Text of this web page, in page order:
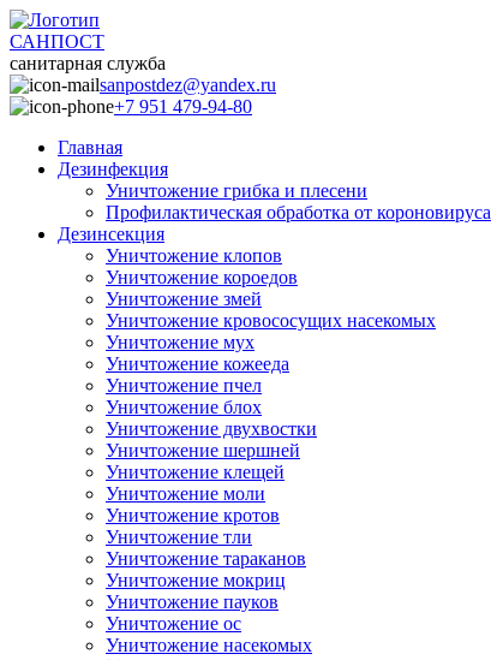
САНПОСТ
санитарная служба
sanpostdez@yandex.ru
+7 951 479-94-80
Главная
Дезинфекция
Уничтожение грибка и плесени
Профилактическая обработка от короновируса
Дезинсекция
Уничтожение клопов
Уничтожение короедов
Уничтожение змей
Уничтожение кровососущих насекомых
Уничтожение мух
Уничтожение кожееда
Уничтожение пчел
Уничтожение блох
Уничтожение двухвостки
Уничтожение шершней
Уничтожение клещей
Уничтожение моли
Уничтожение кротов
Уничтожение тли
Уничтожение тараканов
Уничтожение мокриц
Уничтожение пауков
Уничтожение ос
Уничтожение насекомых